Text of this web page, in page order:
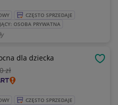
CZĘSTO SPRZEDAJE
OSOBA PRYWATNA
dla dziecka
zł
CZĘSTO SPRZEDAJE